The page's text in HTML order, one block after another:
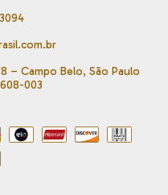
– Campo Belo, São Paulo
003